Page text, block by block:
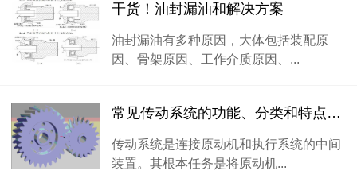
干货！油封漏油和解决方案
油封漏油有多种原因，大体包括装配原
因、骨架原因、工作介质原因、...
常见传动系统的功能、分类和特点你知道多少？
传动系统是连接原动机和执行系统的中间
装置。其根本任务是将原动机...